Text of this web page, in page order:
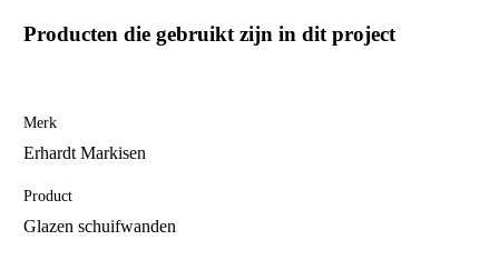
Producten die gebruikt zijn in dit project
Merk
Erhardt Markisen
Product
Glazen schuifwanden